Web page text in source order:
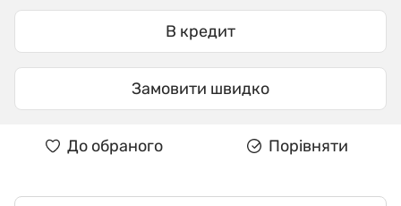
В кредит
Замовити швидко
До обраного Порівняти